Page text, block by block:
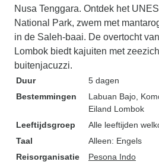
Nusa Tenggara. Ontdek het
National Park, zwem met
in de Saleh-baai. De overtocht
Lombok biedt kajuiten met
buitenjacuzzi.
Duur
5 dagen
Bestemmingen
Labuan Bajo ,
Eiland Lombok
Leeftijdsgroep
Alle leeftijden
Taal
Alleen: Engels
Reisorganisatie
Pesona Indo